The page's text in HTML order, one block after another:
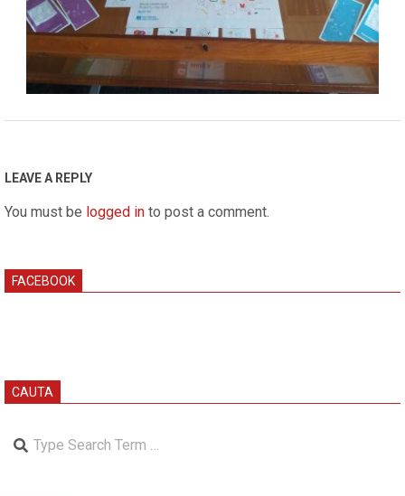
26
LEAVE A REPLY
You must be logged in to post a comment.
FACEBOOK
CAUTA
Search